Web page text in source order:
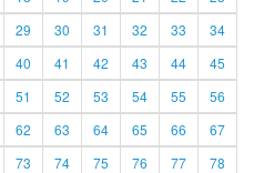
29 30 31 32 33
34
40 41 42 43 44
45
51 52 53 54 55
56
62 63 64 65 66
67
73 74 75 76 77
78